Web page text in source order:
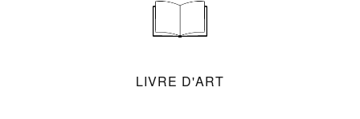
LIVRE D'ART